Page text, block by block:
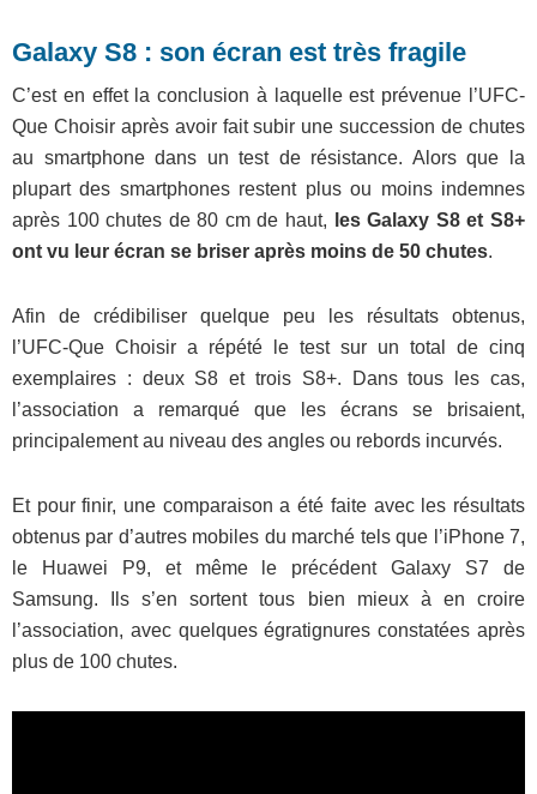
Galaxy S8 : son écran est très fragile
C’est en effet la conclusion à laquelle est prévenue l’UFC-
Que Choisir après avoir fait subir une succession de chutes
au smartphone dans un test de résistance. Alors que la
plupart des smartphones restent plus ou moins indemnes
après 100 chutes de 80 cm de haut,
les Galaxy S8 et S8+
ont vu leur écran se briser après moins de 50 chutes.
Afin de crédibiliser quelque peu les résultats obtenus,
l’UFC-Que Choisir a répété le test sur un total de cinq
exemplaires : deux S8 et trois S8+. Dans tous les cas,
l’association a remarqué que les écrans se brisaient,
principalement au niveau des angles ou rebords incurvés.
Et pour finir, une comparaison a été faite avec les résultats
obtenus par d’autres mobiles du marché tels que l’iPhone 7,
le Huawei P9, et même le précédent Galaxy S7 de
Samsung. Ils s’en sortent tous bien mieux à en croire
l’association, avec quelques égratignures constatées après
plus de 100 chutes.